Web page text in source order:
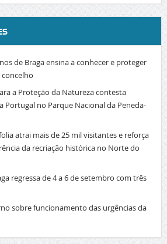
de Braga ensina a conhecer e proteger
a Proteção da Natureza contesta
Portugal no Parque Nacional da Peneda-
atrai mais de 25 mil visitantes e reforça
da recriação histórica no Norte do
regressa de 4 a 6 de setembro com três
sobre funcionamento das urgências da